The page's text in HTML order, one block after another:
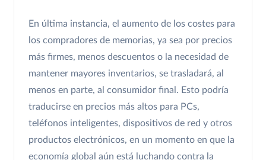
En última instancia, el aumento de los costes para
los compradores de memorias, ya sea por precios
más firmes, menos descuentos o la necesidad de
mantener mayores inventarios, se trasladará, al
menos en parte, al consumidor final. Esto podría
traducirse en precios más altos para PCs,
teléfonos inteligentes, dispositivos de red y otros
productos electrónicos, en un momento en que la
economía global aún está luchando contra la